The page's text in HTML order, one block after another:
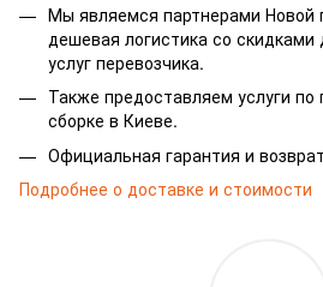
Мы являемся партнерами Новой
дешевая логистика со
услуг перевозчика.
Также предоставляем услуги по
сборке в Киеве.
Официальная гарантия и
Подробнее о доставке и стоимости